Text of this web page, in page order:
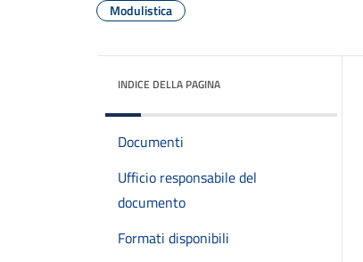
Modulistica
INDICE DELLA PAGINA
Documenti
Ufficio responsabile del
documento
Formati disponibili